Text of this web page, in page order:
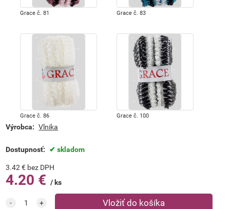
Grace č. 81 Grace č. 83
Grace č. 86 Grace č. 100
Výrobca: Vlnika
Dostupnosť: skladom
3.42 € bez DPH
4.20 € ks